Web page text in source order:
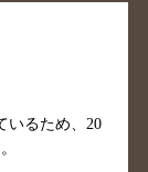
検索
検索
検索
るため、 20